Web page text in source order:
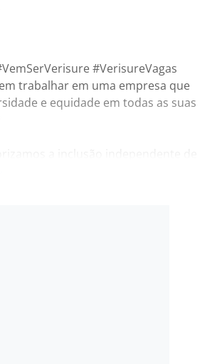
#VerisureVagas
trabalhar em uma empresa que
e equidade em todas as suas
sexual, religião, nacionalidade,